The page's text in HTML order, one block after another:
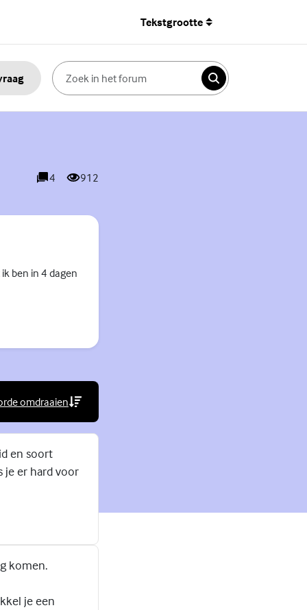
Tekstgrootte
Zoeken
4
reacties
912
weergaves
ben in 4 dagen
omdraaien
link)
en soort
je er hard voor
komen.
je een